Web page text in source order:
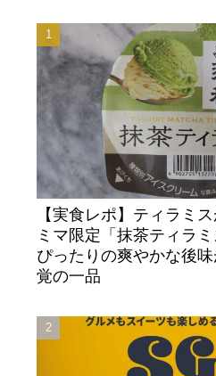
【実食レポ】ティラミ
ミマ限定「抹茶ティラ
ぴったりの爽やかな後
覚の一品